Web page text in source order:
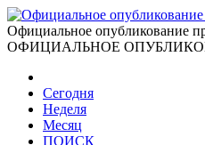
Официальное опубликование
ОФИЦИАЛЬНОЕ
Сегодня
Неделя
Месяц
ПОИСК